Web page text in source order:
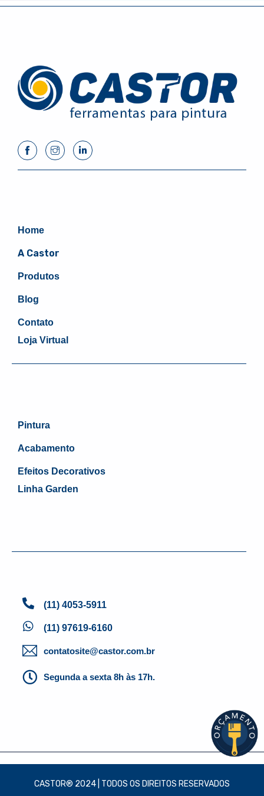
Home
A Castor
Produtos
Blog
Contato
Loja Virtual
Pintura
Acabamento
Efeitos Decorativos
Linha Garden
(11) 4053-5911
(11) 97619-6160
contatosite@castor.com.br
Segunda a sexta 8h às 17h.
CASTOR® 2024 | TODOS OS DIREITOS RESERVADOS